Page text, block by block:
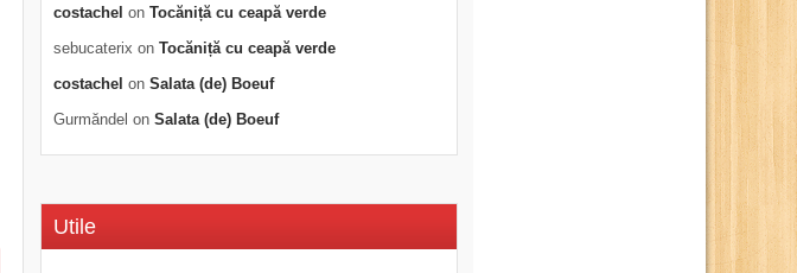
costachel on Tocăniță cu ceapă verde
sebucaterix on Tocăniță cu ceapă verde
costachel on Salata (de) Boeuf
Gurmăndel on Salata (de) Boeuf
Utile